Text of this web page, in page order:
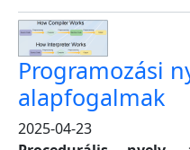
Programozási
alapfogalmak
2025-04-23